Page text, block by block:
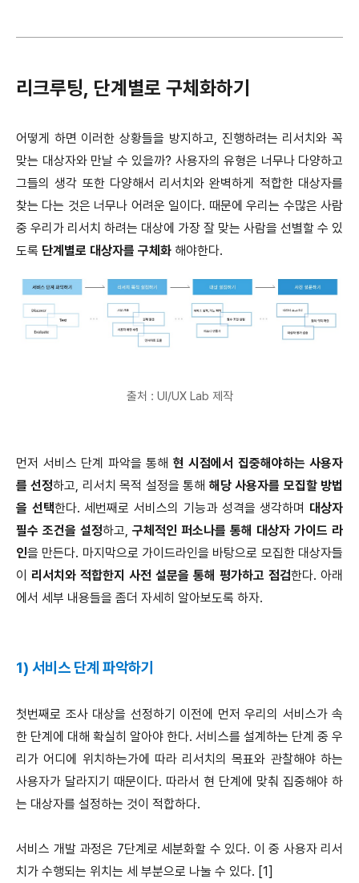
리크루팅, 단계별로 구체화하기
어떻게 하면 이러한 상황들을 방지하고, 진행하려는 리서치와 꼭
맞는 대상자와 만날 수 있을까? 사용자의 유형은 너무나 다양하고
그들의 생각 또한 다양해서 리서치와 완벽하게 적합한 대상자를
찾는 다는 것은 너무나 어려운 일이다. 때문에 우리는 수많은 사람
중 우리가 리서치 하려는 대상에 가장 잘 맞는 사람을 선별할 수 있
도록 단계별로 대상자를 구체화 해야한다.
출처 : UI/UX Lab 제작
먼저 서비스 단계 파악을 통해 현 시점에서 집중해야하는 사용자
를 선정하고, 리서치 목적 설정을 통해 해당 사용자를 모집할 방법
을 선택한다. 세번째로 서비스의 기능과 성격을 생각하며 대상자
필수 조건을 설정하고, 구체적인 퍼소나를 통해 대상자 가이드 라
인을 만든다. 마지막으로 가이드라인을 바탕으로 모집한 대상자들
이
리서치와 적합한지 사전 설문을 통해 평가하고 점검한다. 아래
에서 세부 내용들을 좀더 자세히 알아보도록 하자.
1) 서비스 단계 파악하기
첫번째로 조사 대상을 선정하기 이전에 먼저 우리의 서비스가 속
한 단계에 대해 확실히 알아야 한다. 서비스를 설계하는 단계 중 우
리가 어디에 위치하는가에 따라 리서치의 목표와 관찰해야 하는
사용자가 달라지기 때문이다. 따라서 현 단계에 맞춰 집중해야 하
는 대상자를 설정하는 것이 적합하다.
서비스 개발 과정은 7단계로 세분화할 수 있다. 이 중 사용자 리서
치가 수행되는 위치는 세 부분으로 나눌 수 있다. [1]